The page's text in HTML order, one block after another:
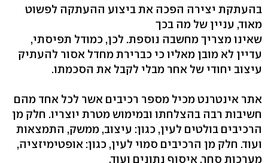
בהעתקת יצירה הפכה את ביצוע ההעתקה לפשוט
מאוד, עניין של מה בכך
שאינו מצריך מחשבה נוספת. לכן, כמודל תפיסתי,
עדיין לא מובן מאליו כי כברירת מחדל אסור להעתיק
עיצוב יחודי של אחר מבלי לקבל את הסכמתו.
אתר אינטרנט מכיל מספר רכיבים אשר לכל אחד מהם
חשיבות רבה בהצלחתו ובמימוש מטרת יוצריו. חלק מן
הרכיבים בולטים לעין, כגון: עיצוב, ממשק, התמצאות
ועוד. חלק מן הרכיבים סמוי לעין, כגון: אופטימיזציה,
מערכות סחר, איסוף נתונים ועוד.